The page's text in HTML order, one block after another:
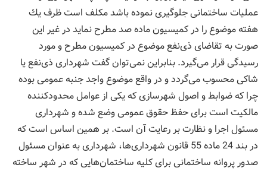
عملیات ساختمانی جلوگیری نموده باشد مكلف است ظرف یك
هفته موضوع را در كمیسیون ماده صد مطرح نماید در غیر این
صورت به تقاضای ذی‌نفع موضوع در كمیسیون مطرح و مورد
رسیدگی قرار می‌گیرد. بنابراین نمی‌توان گفت شهرداری ذی‌نفع یا
شاكی محسوب می‌گردد و در واقع موضوع واجد جنبه عمومی بوده
چرا كه ضوابط و اصول شهرسازی كه یكی از عوامل محدودكننده
مالكیت است برای حفظ حقوق عمومی وضع شده و شهرداری
مسئول اجرا و نظارت بر رعایت آن است. بر همین اساس است كه
در بند 24 ماده 55 قانون شهرداری‌ها، شهرداری به عنوان مسئول
صدور پروانه ساختمانی برای كلیه ساختمان‌هایی كه در شهر ساخته